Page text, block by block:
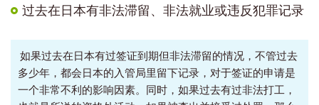
过去在日本有非法滞留、非法就业或违反犯罪记录
如果过去在日本有过签证到期但非法滞留的情况，不管过去
多少年，都会日本的入管局里留下记录，对于签证的申请是
一个非常不利的影响因素。同时，如果过去有过非法打工，